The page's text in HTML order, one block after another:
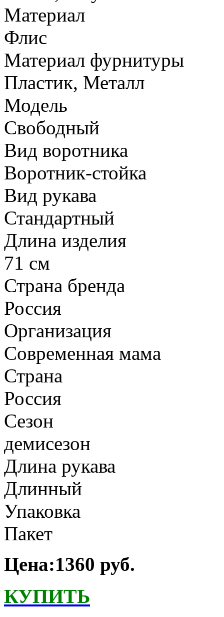
Материал
Флис
Материал фурнитуры
Пластик, Металл
Модель
Свободный
Вид воротника
Воротник-стойка
Вид рукава
Стандартный
Длина изделия
71 см
Страна бренда
Россия
Организация
Современная мама
Страна
Россия
Сезон
демисезон
Длина рукава
Длинный
Упаковка
Пакет
Цена:1360 руб.
КУПИТЬ